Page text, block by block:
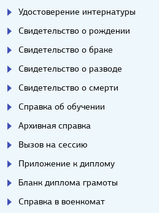
Удостоверение интернатуры
Свидетельство о рождении
Свидетельство о браке
Свидетельство о разводе
Свидетельство о смерти
Справка об обучении
Архивная справка
Вызов на сессию
Приложение к диплому
Бланк диплома грамоты
Справка в военкомат